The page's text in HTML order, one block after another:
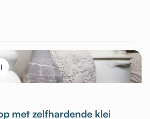
met zelfhardende klei